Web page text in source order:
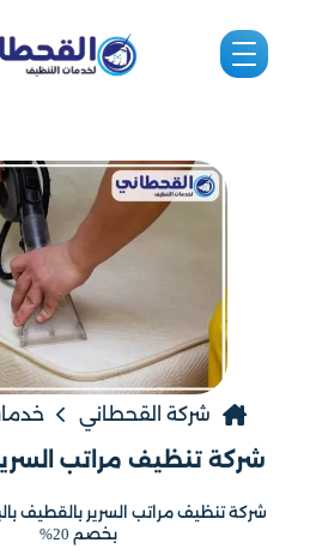
شركة القحطاني
شركة تنظيف مراتب
بخصم 20%